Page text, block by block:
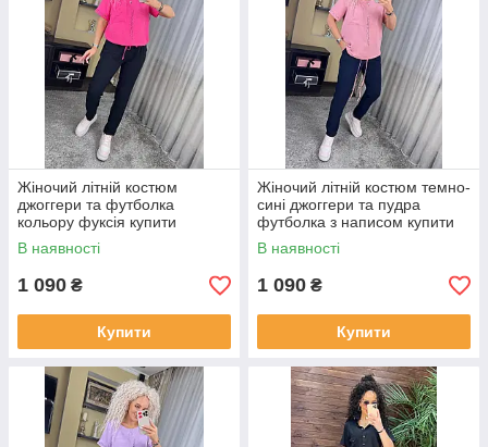
Жіночий літній костюм
джоггери та футболка
кольору фуксія купити
недорого
В наявності
1 090 ₴
Купити
Жіночий літній костюм темно-
сині джоггери та пудра
футболка з написом купити
недорого
В наявності
1 090 ₴
Купити